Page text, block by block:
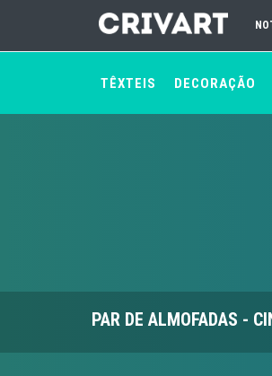
TÊXTEIS DECORAÇÃO
PAR DE ALMOFADAS -